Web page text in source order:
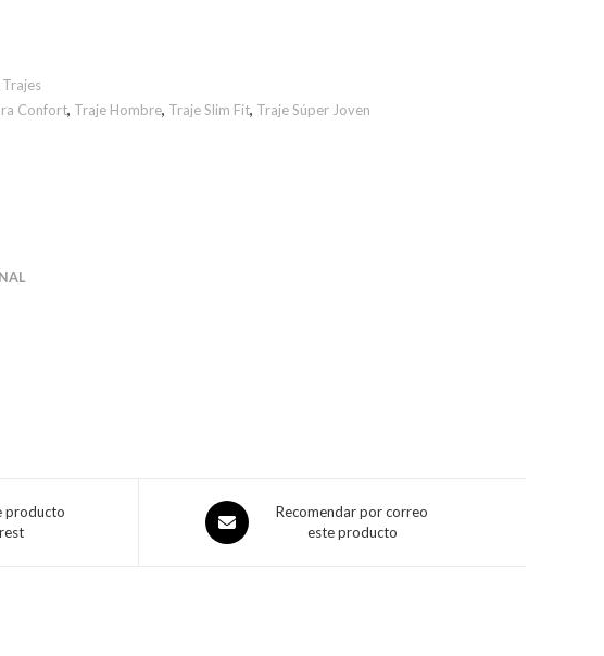
Trajes
Confort, Traje Hombre, Traje Slim Fit, Traje Súper Joven
producto
Recomendar por correo
este producto